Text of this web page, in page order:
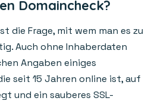
Domaincheck?
die Frage, mit wem man es zu
Auch ohne Inhaberdaten
Angaben einiges
seit 15 Jahren online ist, auf
und ein sauberes SSL-